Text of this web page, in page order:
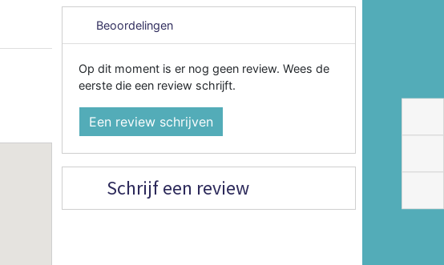
Beoordelingen
Op dit moment is er nog geen review. Wees de
eerste die een review schrijft.
Een review schrijven
Schrijf een review